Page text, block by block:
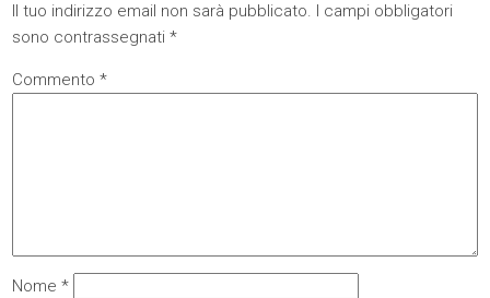
Il tuo indirizzo email non sarà pubblicato.
I campi obbligatori
sono contrassegnati*
Commento*
Nome*